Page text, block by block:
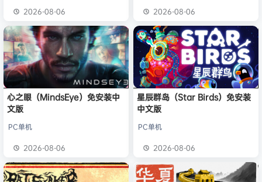
2026-08-06 2026-08-06
心之眼（MindsEye）免安装中
文版
PC单机
2026-08-06
星辰群岛（Star Birds）免安装
中文版
PC单机
2026-08-06